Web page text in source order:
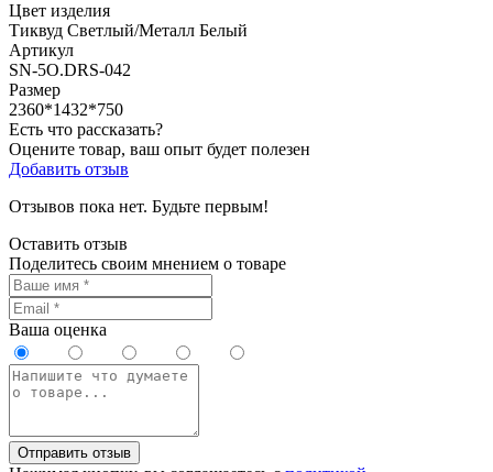
Цвет изделия
Тиквуд Светлый/Металл Белый
Артикул
SN-5O.DRS-042
Размер
2360*1432*750
Есть что рассказать?
Оцените товар, ваш опыт будет полезен
Добавить отзыв
Отзывов пока нет. Будьте первым!
Оставить отзыв
Поделитесь своим мнением о товаре
Ваша оценка
Отправить отзыв